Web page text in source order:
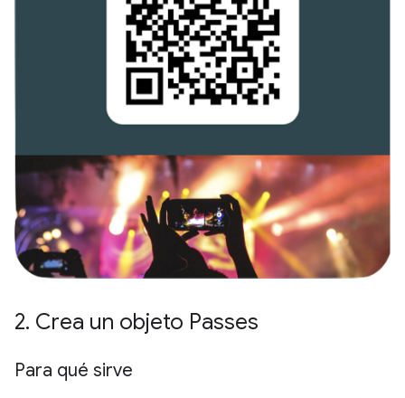
2. Crea un objeto Passes
Para qué sirve